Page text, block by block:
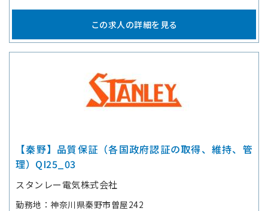
この求人の詳細を見る
【秦野】品質保証（各国政府認証の取得、維持、管
理）QI25_03
スタンレー電気株式会社
勤務地
神奈川県秦野市曽屋242